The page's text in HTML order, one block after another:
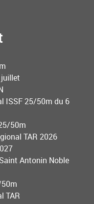
ISSF 25/50m du 6
50m
TAR 2026
Antonin Noble
TAR